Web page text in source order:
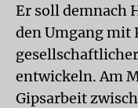
Er soll demnach
den Umgang
entwickeln. Am
Gipsarbeit